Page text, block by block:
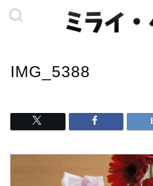
IMG_5388